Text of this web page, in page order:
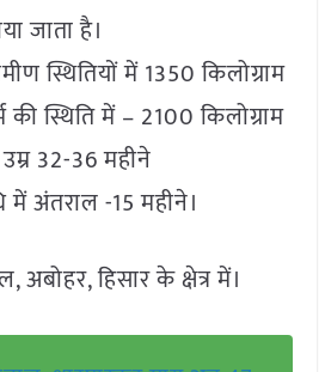
जाता है।
स्थितियों में 1350 किलोग्राम
की स्थिति में – 2100 किलोग्राम
32-36 महीने
अंतराल -15 महीने।
अबोहर, हिसार के क्षेत्र में।